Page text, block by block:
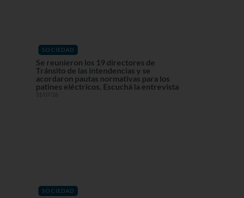
SOCIEDAD
Se reunieron los 19 directores de
Tránsito de las intendencias y se
acordaron pautas normativas para los
patines eléctricos. Escuchá la entrevista
31/07/26
SOCIEDAD